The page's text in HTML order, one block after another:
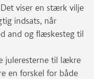
viser en stærk vilje
indsats, når
and og flæskesteg til
juleresterne til lækre
en forskel for både